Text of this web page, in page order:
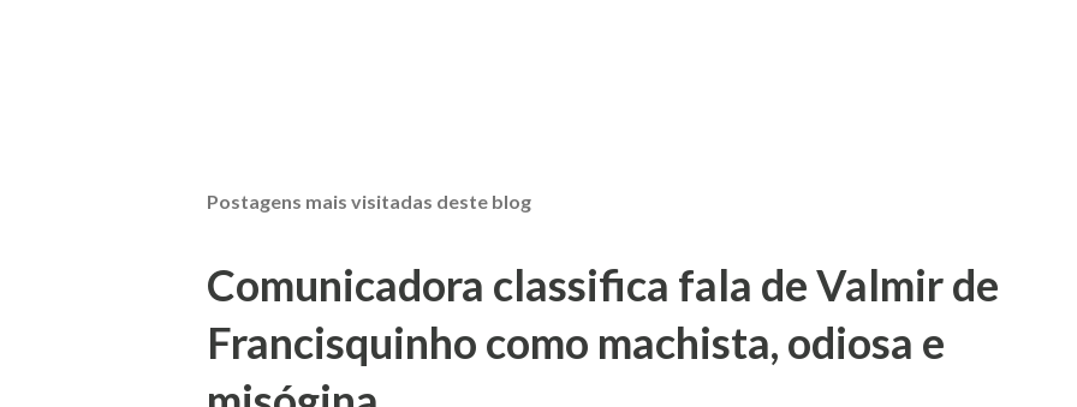
Postagens mais visitadas deste blog
Comunicadora classifica fala de Valmir de
Francisquinho como machista, odiosa e